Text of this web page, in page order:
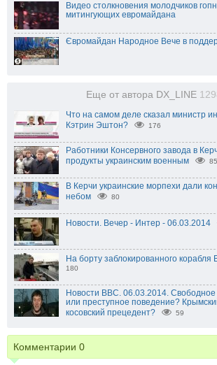
Видео столкновения молодчиков
митингующих евромайдана
Євромайдан Народное Вече в
Еще от автора DX_LINE
Что на самом деле сказал министр
Кэтрин Эштон?
176
Работники Консервного завода в
продукты украинским военным
85
В Керчи украинские морпехи дали
небом
80
Новости. Вечер - Интер - 06.03.2014
На борту заблокированного
180
Новости BBC. 06.03.2014.
или преступное поведение?
косовский прецедент?
59
Комментарии 0